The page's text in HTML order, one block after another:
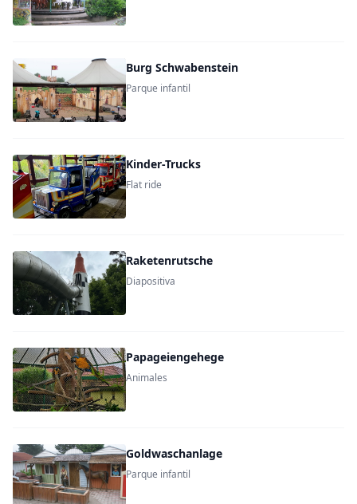
Burg Schwabenstein
Parque infantil
Kinder-Trucks
Flat ride
Raketenrutsche
Diapositiva
Papageiengehege
Animales
Goldwaschanlage
Parque infantil